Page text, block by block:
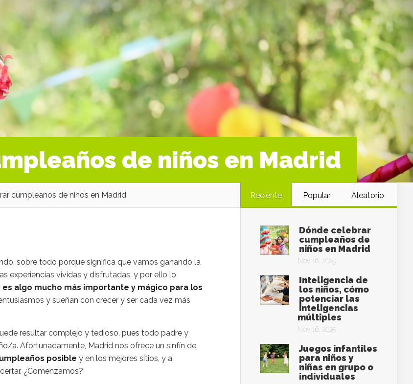
de niños en Madrid
cumpleaños de niños en Madrid
sobre todo porque significa que vamos ganando la
experiencias vividas y disfrutadas, y por ello lo
algo mucho más importante y mágico para los
y sueñan con crecer y ser cada vez más
resultar complejo y tedioso, pues todo padre y
a. Afortunadamente, Madrid nos ofrece un sinfín de
posible y en los mejores sitios, y a
¿Comenzamos?
Reciente Popular Aleatorio
Dónde celebrar
cumpleaños de
niños en Madrid
Nov 16, 2025
Inteligencia de
los niños, cómo
potenciar las
inteligencias
múltiples
Nov 16, 2025
Juegos infantiles
para niños y
niñas en grupo o
individuales